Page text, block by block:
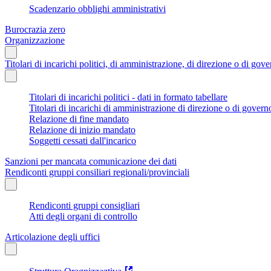
Scadenzario obblighi amministrativi
Burocrazia zero
Organizzazione
Titolari di incarichi politici, di amministrazione, di direzione o di
Titolari di incarichi politici - dati in formato tabellare
Titolari di incarichi di amministrazione di direzione o di
Relazione di fine mandato
Relazione di inizio mandato
Soggetti cessati dall'incarico
Sanzioni per mancata comunicazione dei dati
Rendiconti gruppi consiliari regionali/provinciali
Rendiconti gruppi consigliari
Atti degli organi di controllo
Articolazione degli uffici